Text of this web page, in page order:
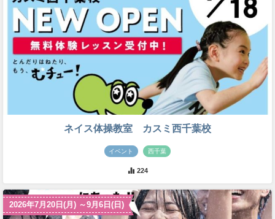
ネイス体操教室 カスミ西千葉校
イベント 西千葉
224
2026年7月20日(月) ～9月6日(日)